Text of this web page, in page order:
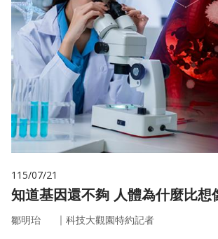
115/07/21
知道基因還不夠 人體為
鄒明珆 ｜ 科技大觀園特約記者